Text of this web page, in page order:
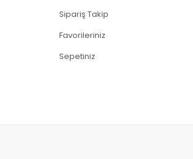
Sipariş Takip
Favorileriniz
Sepetiniz